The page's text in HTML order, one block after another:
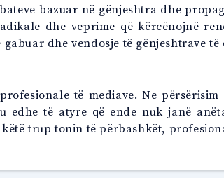
bazuar në gënjeshtra dhe
dhe veprime që kërcënojnë
dhe vendosje të gënjeshtrave
të mediave. Ne
edhe të atyre që ende nuk janë
trup tonin të përbashkët,